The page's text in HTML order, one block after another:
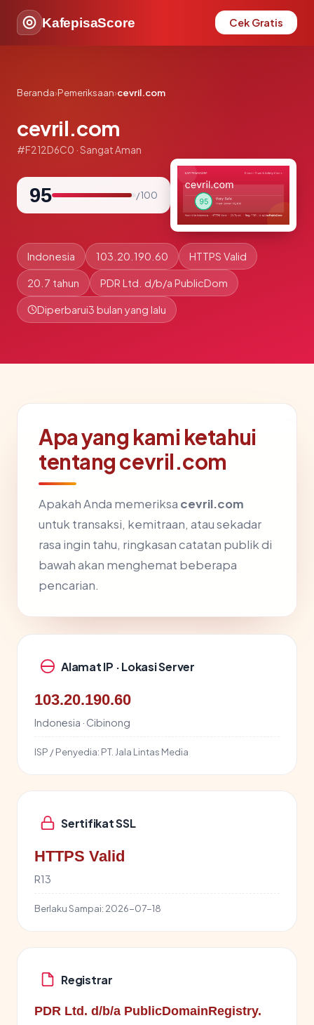
KafepisaScore Cek Gratis
Beranda›Pemeriksaan›cevril.com
cevril.com
#F212D6C0 · Sangat Aman
95 / 100
Indonesia 103.20.190.60 HTTPS Valid
20.7 tahun PDR Ltd. d/b/a PublicDom
Diperbarui3 bulan yang lalu
Apa yang kami ketahui
tentang cevril.com
Apakah Anda memeriksa cevril.com
untuk transaksi, kemitraan, atau sekadar
rasa ingin tahu, ringkasan catatan publik di
bawah akan menghemat beberapa
pencarian.
Alamat IP · Lokasi Server
103.20.190.60
Indonesia · Cibinong
ISP / Penyedia: PT. Jala Lintas Media
Sertifikat SSL
HTTPS Valid
R13
Berlaku Sampai: 2026-07-18
Registrar
PDR Ltd. d/b/a PublicDomainRegistry.